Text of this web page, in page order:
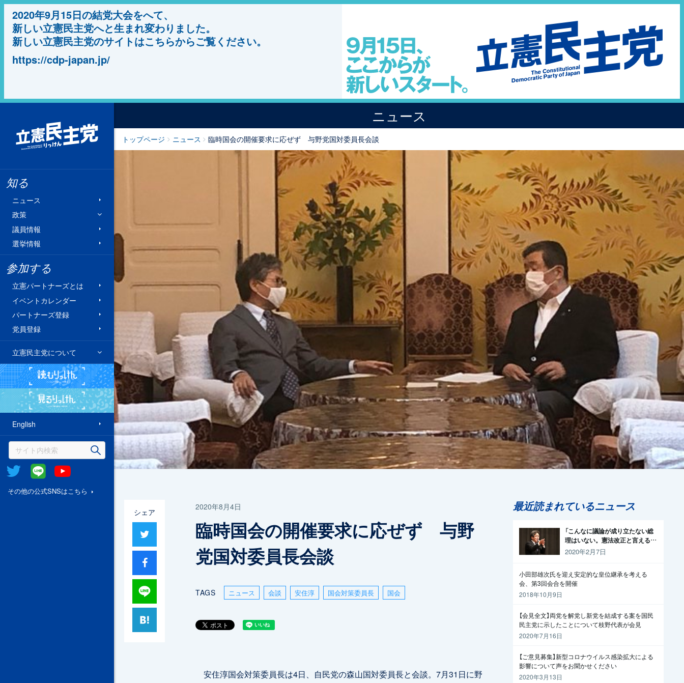
2020年9月15日の結党大会をへて、
新しい立憲民主党へと生まれ変わりました。
新しい立憲民主党のサイトはこちらからご覧ください。
https://cdp-japan.jp/
知る
ニュース
政策
議員情報
選挙情報
参加する
立憲パートナーズとは
イベントカレンダー
パートナーズ登録
党員登録
立憲民主党について
読むりっけん
見るりっけん
English
Twitter @Line
その他の公式SNSはこちら
ニュース
トップページ ニュース 臨時国会の開催要求に応ぜず 与野党国対委員長会談
シェア
2020年8月4日
臨時国会の開催要求に応ぜず 与野
党国対委員長会談
TAGS ニュース 会談 安住淳 国会対策委員長 国会
安住淳国会対策委員長は4日、自民党の森山国対委員長と会談。7月31日に野
最近読まれているニュース
「こんなに議論が成り立たない総
理はいない。憲法改正と言える資
格がどこにある。市民と野党の力
で引きずり下ろそう」杉尾議員
2020年2月7日
小田部雄次氏を迎え安定的な皇位継承を考える
会、第3回会合を開催
2018年10月9日
【会見全文】両党を解党し新党を結成する案を国民
民主党に示したことについて枝野代表が会見
2020年7月16日
【ご意見募集】新型コロナウイルス感染拡大による
影響について声をお聞かせください
2020年3月13日